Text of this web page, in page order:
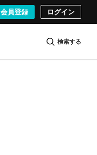
会員登録 ログイン
検索する